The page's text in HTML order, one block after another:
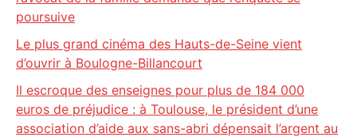
poursuive
Le plus grand cinéma des Hauts-de-Seine vient
d’ouvrir à Boulogne-Billancourt
Il escroque des enseignes pour plus de 184 000
euros de préjudice : à Toulouse, le président d’une
association d’aide aux sans-abri dépensait l’argent au